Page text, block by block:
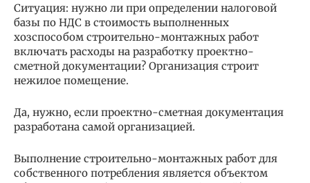
Ситуация: нужно ли при определении налоговой
базы по НДС в стоимость выполненных
хозспособом строительно-монтажных работ
включать расходы на разработку проектно-
сметной документации? Организация строит
нежилое помещение.
Да, нужно, если проектно-сметная документация
разработана самой организацией.
Выполнение строительно-монтажных работ для
собственного потребления является объектом